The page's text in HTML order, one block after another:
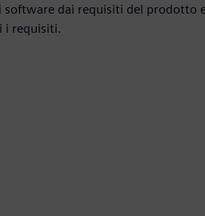
dai requisiti del prodotto
i requisiti.